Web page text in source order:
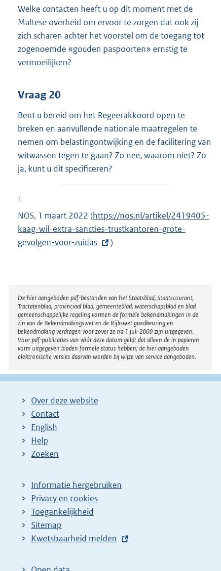
Welke contacten heeft u op dit moment met de
Maltese overheid om ervoor te zorgen dat ook zij
zich scharen achter het voorstel om de toegang tot
zogenoemde «gouden paspoorten» ernstig te
vermoeilijken?
Vraag 20
Bent u bereid om het Regeerakkoord open te
breken en aanvullende nationale maatregelen te
nemen om belastingontwijking en de facilitering van
witwassen tegen te gaan? Zo nee, waarom niet? Zo
ja, kunt u dit specificeren?
1
NOS, 1 maart 2022 (E
x
t
e
l
i
n
k
:
https://nos.nl/artikel/2419405-
kaag-wil-extra-sancties-trustkantoren-grote-
gevolgen-voor-zuidas
)
Disclaimer
De hier aangeboden pdf-bestanden van het Staatsblad, Staatscourant,
Tractatenblad, provinciaal blad, gemeenteblad, waterschapsblad en blad
gemeenschappelijke regeling vormen de formele bekendmakingen in de
zin van de Bekendmakingswet en de Rijkswet goedkeuring en
bekendmaking verdragen voor zover ze na 1 juli 2009 zijn uitgegeven.
Voor pdf-publicaties van vóór deze datum geldt dat alleen de in papieren
vorm uitgegeven bladen formele status hebben; de hier aangeboden
elektronische versies daarvan worden bij wijze van service aangeboden.
Over deze website
Contact
English
Help
Zoeken
Informatie hergebruiken
Privacy en cookies
Toegankelijkheid
Sitemap
E
t
Kwetsbaarheid melden